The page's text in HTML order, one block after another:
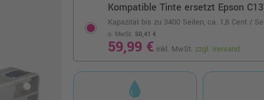
Kompatible Tinte ersetzt Epson
Kapazität bis zu 3400 Seiten, ca. 1,8 Cent /
o. MwSt. 50,41 €
59,99 € inkl. MwSt. zzgl. Versand